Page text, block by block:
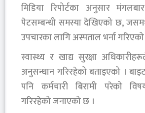
मिडिया रिपोर्टका अनुसार
पेटसम्बन्धी समस्या देखिएको छ,
उपचारका लागि अस्पताल भर्ना
स्वास्थ्य र खाद्य सुरक्षा
अनुसन्धान गरिरहेको बताइएको ।
पनि कर्मचारी बिरामी परेको
गरिरहेको जनाएको छ ।